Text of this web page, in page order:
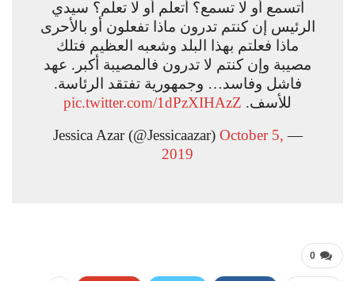
أتسمع أو لا تسمع؟ أتعلم أو لا تعلم؟ سيدي
الرئيس إن كنتم تدرون ماذا تفعلون أو بالأحرى
ماذا فعلتم بهذا البلد وشعبه العظيم فتلك
مصيبة وإن كنتم لا تدرون فالمصيبة أكبر. عهد
فاشل وفاسد… وجمهورية تفتقد الرئاسة.
للأسف. pic.twitter.com/1dPzXIHAzZ
— Jessica Azar (@Jessicaazar)
October 5,
2019
0